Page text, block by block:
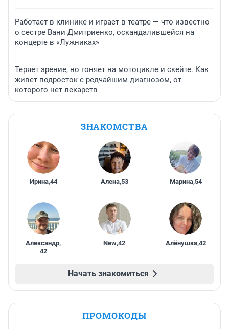
Работает в клинике и играет в театре — что известно
о сестре Вани Дмитриенко, оскандалившейся на
концерте в «Лужниках»
Теряет зрение, но гоняет на мотоцикле и скейте. Как
живет подросток с редчайшим диагнозом, от
которого нет лекарств
ЗНАКОМСТВА
Ирина,44 Алена,53 Марина,54
Александр,
42
New,42 Алёнушка,42
Начать знакомиться
ПРОМОКОДЫ